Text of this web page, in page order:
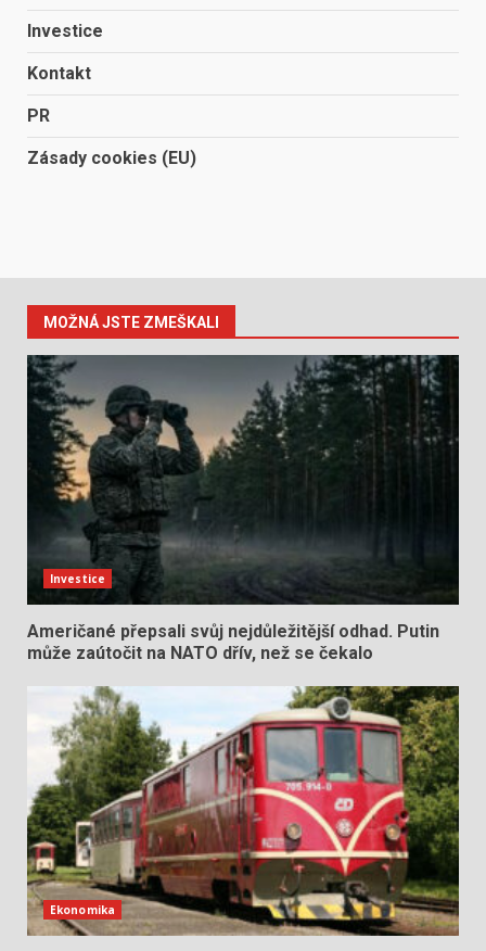
Investice
Kontakt
PR
Zásady cookies (EU)
MOŽNÁ JSTE ZMEŠKALI
Investice
Američané přepsali svůj nejdůležitější odhad. Putin
může zaútočit na NATO dřív, než se čekalo
Ekonomika